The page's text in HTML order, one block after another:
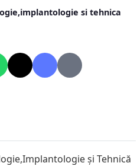
si tehnica
și Tehnică